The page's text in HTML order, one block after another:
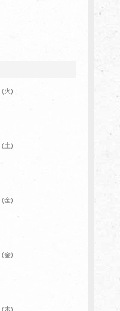
(火)
(土)
(金)
(金)
(木)